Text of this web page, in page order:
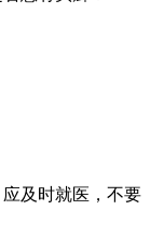
及时就医，不要